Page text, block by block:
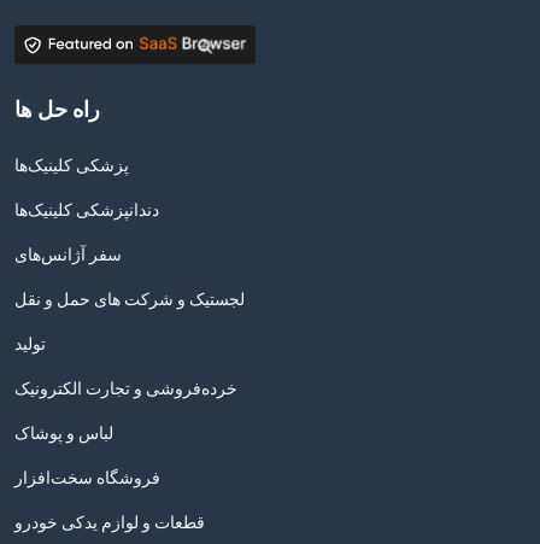
راه حل ها
پزشکی کلینیک‌ها
دندانپزشکی کلینیک‌ها
سفر آژانس‌های
لجستیک و شرکت های حمل و نقل
تولید
خرده‌فروشی و تجارت الکترونیک
لباس و پوشاک
فروشگاه سخت‌افزار
قطعات و لوازم یدکی خودرو